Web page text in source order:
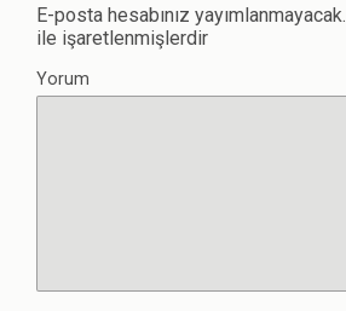
E-posta hesabınız yayımlanmayacak.
ile işaretlenmişlerdir
Yorum